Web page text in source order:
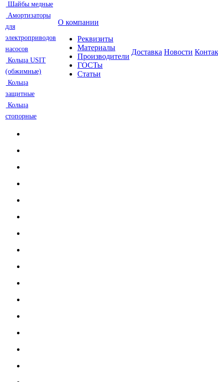
Шайбы медные
Амортизаторы
для
электроприводов
насосов
Кольца USIT
(обжимные)
Кольца
защитные
Кольца
стопорные
О компании
Реквизиты
Материалы
Производители
ГОСТы
Статьи
Доставка Новости